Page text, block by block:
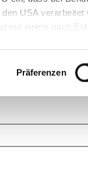
USA
mit einem nach
Präferenzen
Stellen Sie